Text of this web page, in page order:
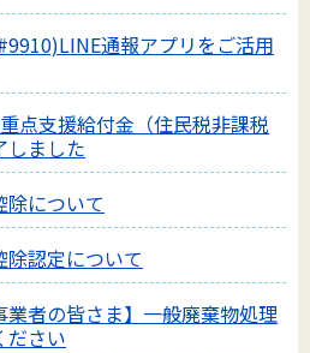
通報アプリをご活用
点支援給付金（住民税非課税
しました
除について
認定について
業者の皆さま】一般廃棄物処理
ださい